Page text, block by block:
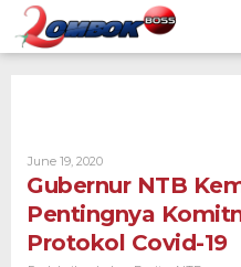
Skip
content
June 19, 2020By
Redaksilombok
Gubernur NTB
Pentingnya
Protokol Covid-19